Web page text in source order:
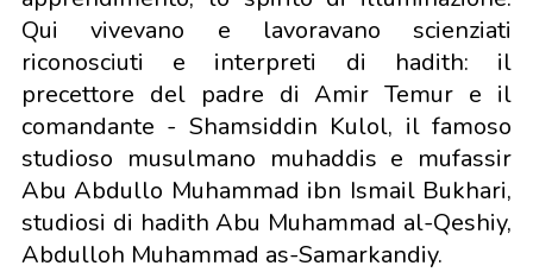
Qui vivevano e lavoravano scienziati
riconosciuti e interpreti di hadith: il
precettore del padre di Amir Temur e il
comandante - Shamsiddin Kulol, il famoso
studioso musulmano muhaddis e mufassir
Abu Abdullo Muhammad ibn Ismail Bukhari,
studiosi di hadith Abu Muhammad al-Qeshiy,
Abdulloh Muhammad as-Samarkandiy.